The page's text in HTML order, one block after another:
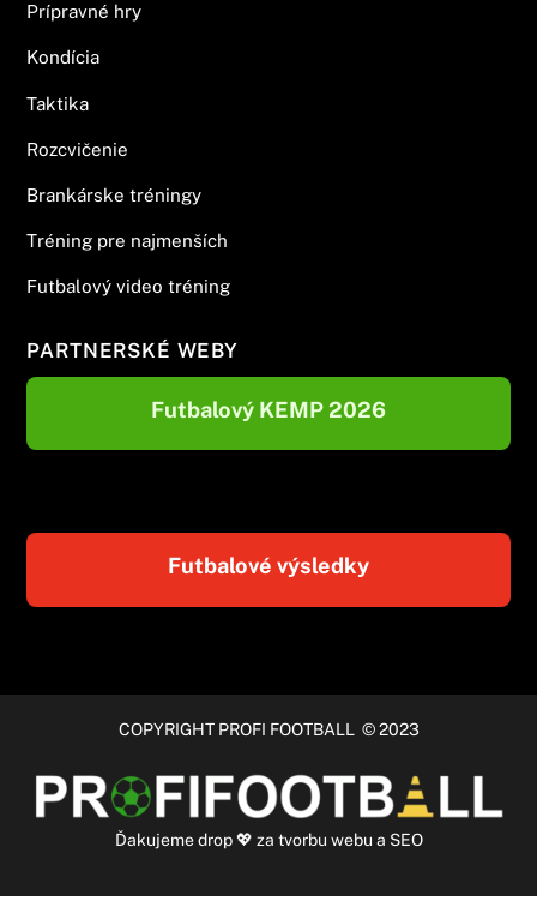
Prípravné hry
Kondícia
Taktika
Rozcvičenie
Brankárske tréningy
Tréning pre najmenších
Futbalový video tréning
PARTNERSKÉ WEBY
Futbalový KEMP 2026
Futbalové výsledky
COPYRIGHT PROFI FOOTBALL © 2023
Ďakujemedrop💖 za tvorbu webu a SEO